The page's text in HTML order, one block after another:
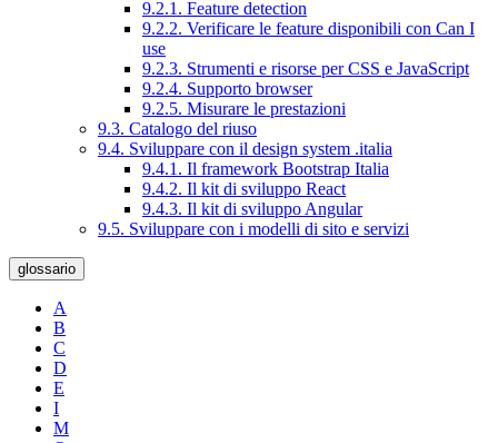
9.2.1. Feature detection
9.2.2. Verificare le feature disponibili con Can I
use
9.2.3. Strumenti e risorse per CSS e JavaScript
9.2.4. Supporto browser
9.2.5. Misurare le prestazioni
9.3. Catalogo del riuso
9.4. Sviluppare con il design system .italia
9.4.1. Il framework Bootstrap Italia
9.4.2. Il kit di sviluppo React
9.4.3. Il kit di sviluppo Angular
9.5. Sviluppare con i modelli di sito e servizi
glossario
A
B
C
D
E
I
M